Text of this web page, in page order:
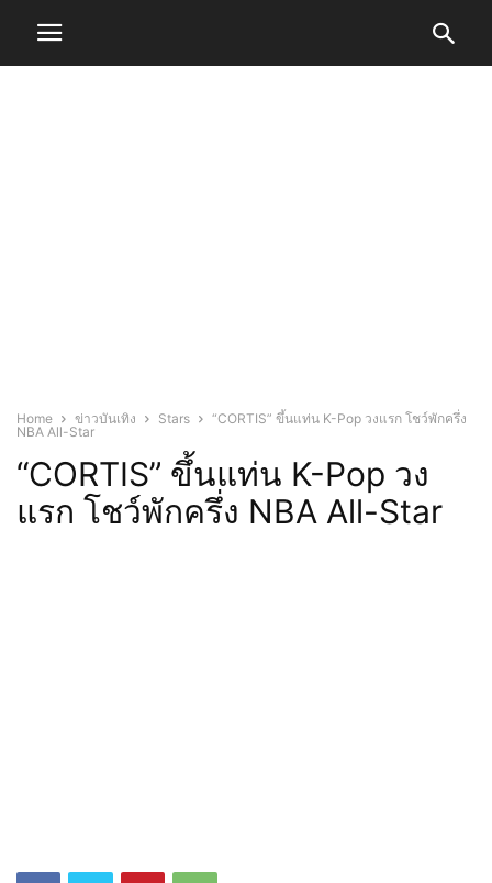
Home ข่าวบันเทิง Stars
“CORTIS” ขึ้นแท่น K-Pop วงแรก โชว์พักครึ่ง
NBA All-Star
“CORTIS” ขึ้นแท่น K-Pop วง
แรก โชว์พักครึ่ง NBA All-Star